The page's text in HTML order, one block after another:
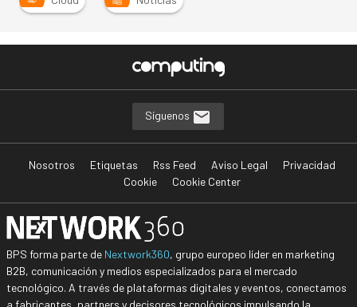
Síguenos
Nosotros Etiquetas Rss Feed Aviso Legal
Privacidad
Cookie
Cookie Center
BPS forma parte de Nextwork360, grupo europeo líder en marketing
B2B, comunicación y medios especializados para el mercado
tecnológico. A través de plataformas digitales y eventos, conectamos
a fabricantes, partners y decisores tecnológicos impulsando la